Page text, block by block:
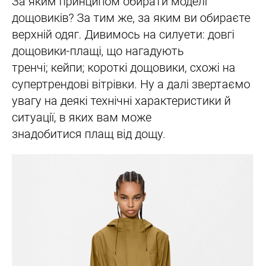
дощовиків? За тим же, за яким ви обираєте
верхній одяг. Дивимось на силуети: довгі
дощовики-плащі, що нагадують
тренчі; кейпи; короткі дощовики, схожі на
супертрендові вітрівки. Ну а далі звертаємо
увагу на деякі технічні характеристики й
ситуації, в яких вам може
знадобитися плащ від дощу.